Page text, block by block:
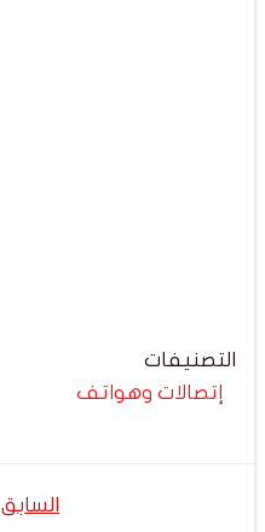
التصنيفات
إتصالات وهواتف
السابق